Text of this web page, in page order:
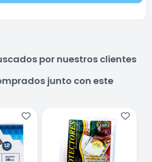
por nuestros clientes
junto con este